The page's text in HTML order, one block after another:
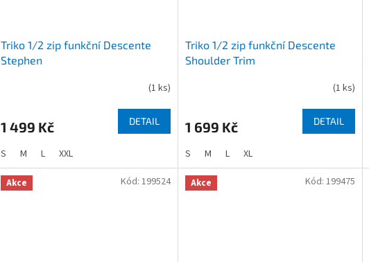
Triko 1/2 zip funkční Descente
Stephen
(1 ks)
1 499 Kč DETAIL
S M L XXL
Triko 1/2 zip funkční Descente
Shoulder Trim
(1 ks)
1 699 Kč DETAIL
S M L XL
Akce Kód: 199524 Akce Kód: 199475